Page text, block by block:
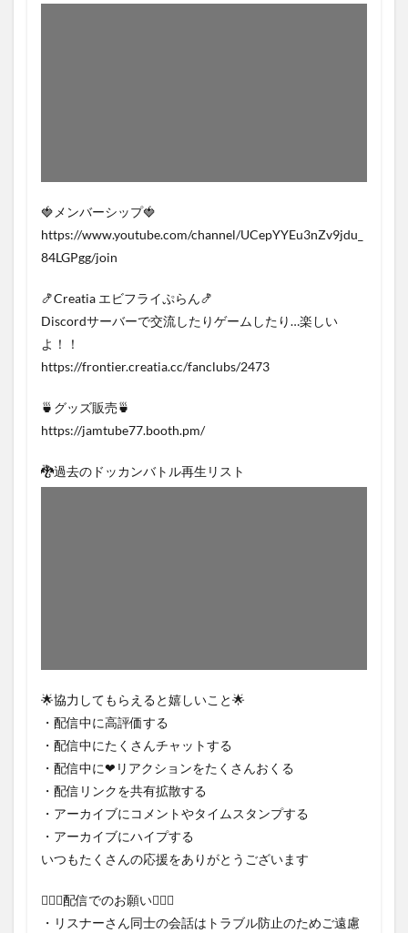
🍓メンバーシップ🍓
https://www.youtube.com/channel/UCepYYEu3nZv9jdu_
84LGPgg/join
🍤Creatia エビフライぷらん🍤
Discordサーバーで交流したりゲームしたり…楽しい
よ！！
https://frontier.creatia.cc/fanclubs/2473
🍵グッズ販売🍵
https://jamtube77.booth.pm/
🐉過去のドッカンバトル再生リスト
🌟協力してもらえると嬉しいこと🌟
・配信中に高評価する
・配信中にたくさんチャットする
・配信中に❤リアクションをたくさんおくる
・配信リンクを共有拡散する
・アーカイブにコメントやタイムスタンプする
・アーカイブにハイプする
いつもたくさんの応援をありがとうございます
🙅🏻‍♀️配信でのお願い🙅🏻‍♀️
・リスナーさん同士の会話はトラブル防止のためご遠慮